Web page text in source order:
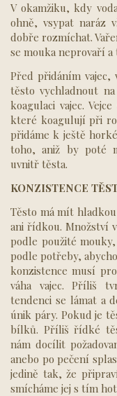
V okamžiku, kdy
ohně, vsypat naráz
dobře rozmíchat.
se mouka neprovaří
Před přidáním vajec,
těsto vychladnout
koagulaci vajec.
které koagulují při
přidáme k ještě
toho, aniž by poté
uvnitř těsta.
KONZISTENCE
Těsto má mít
ani řídkou. Množství
podle použité
podle potřeby,
konzistence musí
váha vajec. Příliš
tendenci se lámat a
únik páry. Pokud je
bílků. Příliš řídké
nám docílit
anebo po pečení
jedině tak, že
smícháme jej s tím